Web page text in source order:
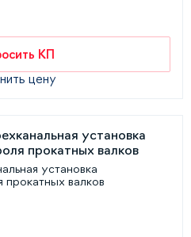
КП
цену
установка
прокатных валков